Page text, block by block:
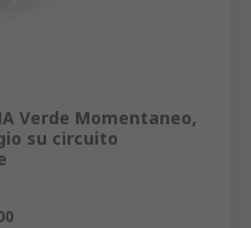
Verde Momentaneo,
su circuito